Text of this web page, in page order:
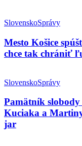
SlovenskoSprávy
Mesto Košice
chce tak chrániť
SlovenskoSprávy
Pamätník slobody
Kuciaka a
jar